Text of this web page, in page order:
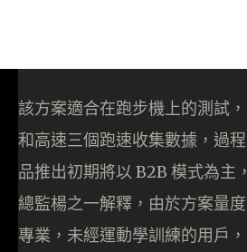
該方案適合在跑步機上的測試
和高速三個跑速收集數據，過
品推出初期將以 B2B 模式為主
總監楊之一解釋，由於方案量
專業，未經運動學訓練的用戶